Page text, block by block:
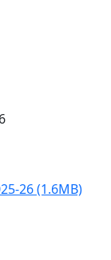
26(1.6MB)